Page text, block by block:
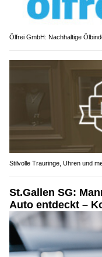
Ölfrei GmbH: Nachhaltige
Stilvolle Trauringe, Uhren und
St.Gallen SG:
Auto entdeckt –